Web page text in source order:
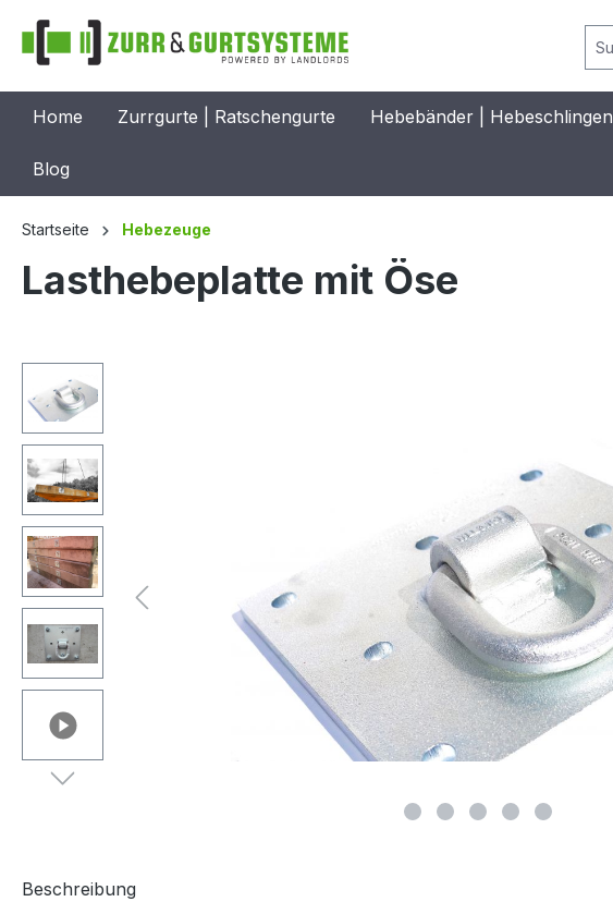
Zur Hauptnavigation springen
Home Zurrgurte | Ratschengurte Hebebänder | Hebeschlingen
Blog
Startseite Hebezeuge
Lasthebeplatte mit Öse
Beschreibung